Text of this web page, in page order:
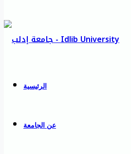
الرئيسية
عن الجامعة